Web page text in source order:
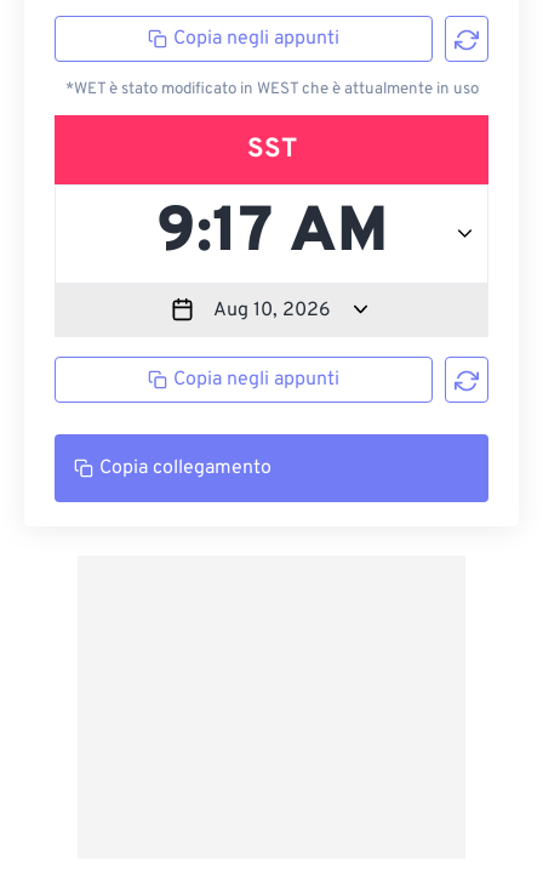
Copia negli appunti
*WET è stato modificato in WEST che è attualmente in uso
SST
Copia negli appunti
Copia collegamento